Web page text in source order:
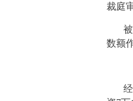
裁庭
数额